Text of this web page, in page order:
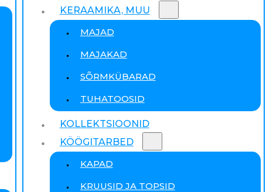
KERAAMIKA, MUU
MAJAD
MAJAKAD
SÕRMKÜBARAD
TUHATOOSID
KOLLEKTSIOONID
KÖÖGITARBED
KAPAD
KRUUSID JA TOPSID